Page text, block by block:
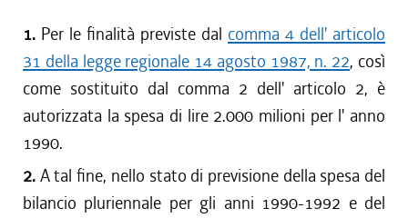
1. Per le finalità previste dal comma 4 dell' articolo
31 della legge regionale 14 agosto 1987, n. 22, così
come sostituito dal comma 2 dell' articolo 2, è
autorizzata la spesa di lire 2.000 milioni per l' anno
1990.
2. A tal fine, nello stato di previsione della spesa del
bilancio pluriennale per gli anni 1990-1992 e del